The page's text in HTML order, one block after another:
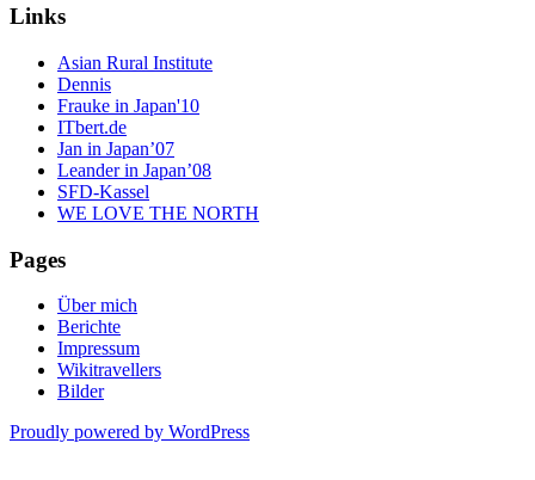
Links
Asian Rural Institute
Dennis
Frauke in Japan'10
ITbert.de
Jan in Japan’07
Leander in Japan’08
SFD-Kassel
WE LOVE THE NORTH
Pages
Über mich
Berichte
Impressum
Wikitravellers
Bilder
Proudly powered by WordPress